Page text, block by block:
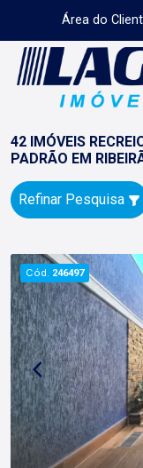
Área do
42 IMÓVEIS
PADRÃO EM
Refinar Pesquisa
Cód. 246497